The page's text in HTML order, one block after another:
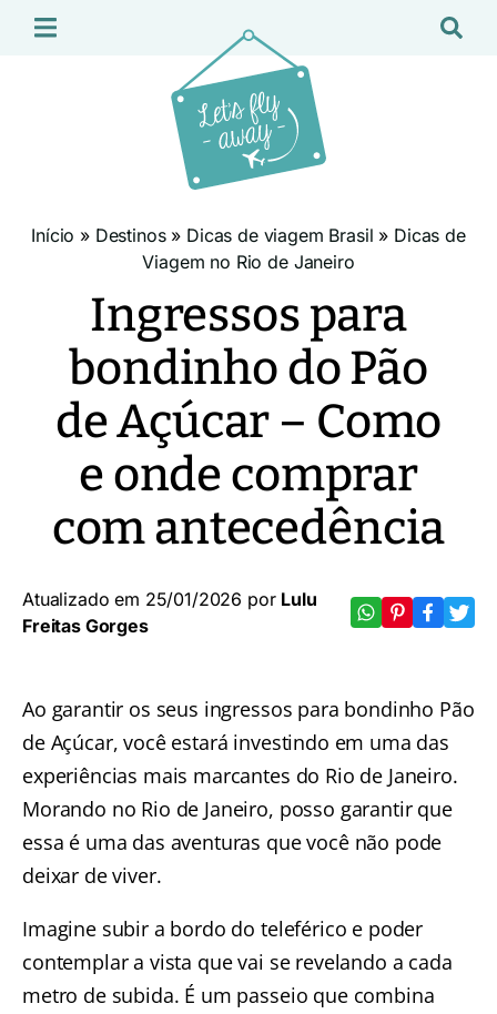
Início » Destinos» Dicas de viagem Brasil » Dicas de
Viagem no Rio de Janeiro
Ingressos para
bondinho do Pão
de Açúcar – Como
e onde comprar
com antecedência
Atualizado em 25/01/2026 por Lulu
Freitas Gorges
Ao garantir os seus ingressos para bondinho Pão
de Açúcar, você estará investindo em uma das
experiências mais marcantes do Rio de Janeiro.
Morando no Rio de Janeiro, posso garantir que
essa é uma das aventuras que você não pode
deixar de viver.
Imagine subir a bordo do teleférico e poder
contemplar a vista que vai se revelando a cada
metro de subida. É um passeio que combina